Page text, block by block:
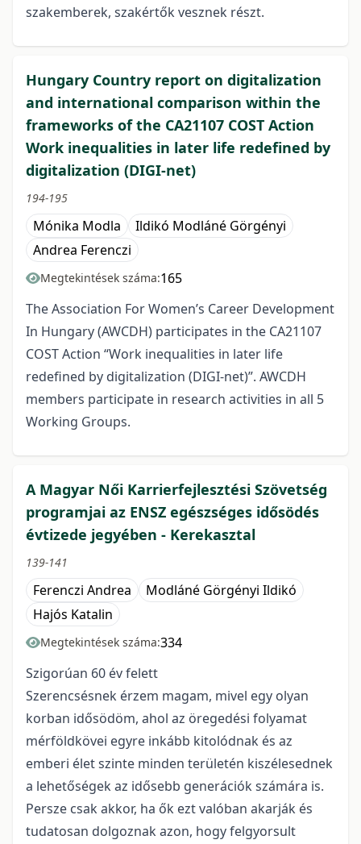
szakemberek, szakértők vesznek részt.
Hungary Country report on digitalization
and international comparison within the
frameworks of the CA21107 COST Action
Work inequalities in later life redefined by
digitalization (DIGI-net)
194-195
Mónika Modla
Ildikó Modláné Görgényi
Andrea Ferenczi
Megtekintések száma:165
The Association For Women’s Career Development
In Hungary (AWCDH) participates in the CA21107
COST Action “Work inequalities in later life
redefined by digitalization (DIGI-net)”. AWCDH
members participate in research activities in all 5
Working Groups.
A Magyar Női Karrierfejlesztési Szövetség
programjai az ENSZ egészséges idősödés
évtizede jegyében - Kerekasztal
139-141
Ferenczi Andrea
Modláné Görgényi Ildikó
Hajós Katalin
Megtekintések száma:334
Szigorúan 60 év felett
Szerencsésnek érzem magam, mivel egy olyan
korban idősödöm, ahol az öregedési folyamat
mérföldkövei egyre inkább kitolódnak és az
emberi élet szinte minden területén kiszélesednek
a lehetőségek az idősebb generációk számára is.
Persze csak akkor, ha ők ezt valóban akarják és
tudatosan dolgoznak azon, hogy felgyorsult